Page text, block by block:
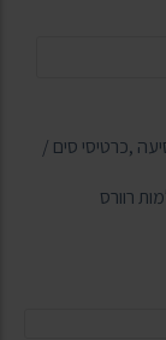
,כרטיסי סים /
רוורס